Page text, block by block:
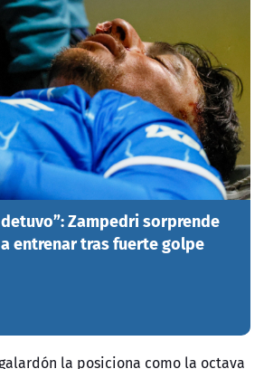
Zampedri sorprende
entrenar tras fuerte golpe
la posiciona como la octava